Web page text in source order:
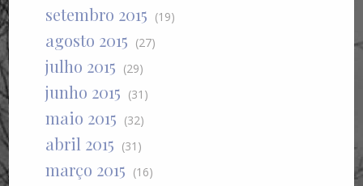
setembro 2015 (19)
agosto 2015 (27)
julho 2015 (29)
junho 2015 (31)
maio 2015 (32)
abril 2015 (31)
março 2015 (16)